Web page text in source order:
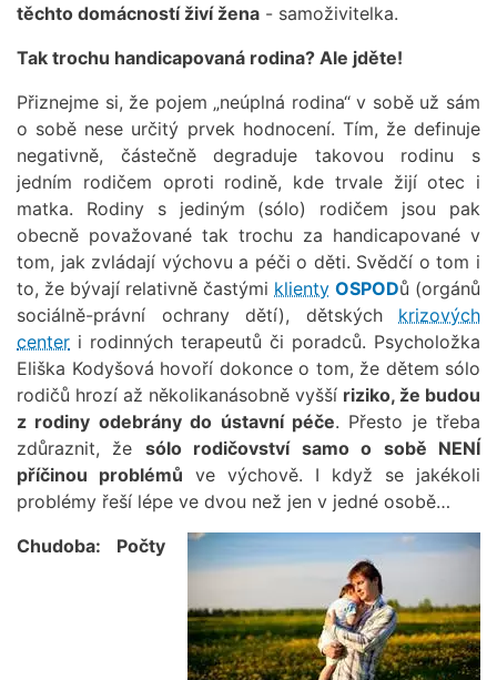
těchto domácností živí žena - samoživitelka.
Tak trochu handicapovaná rodina? Ale jděte!
Přiznejme si, že pojem „neúplná rodina“ v sobě už sám
o sobě nese určitý prvek hodnocení. Tím, že definuje
negativně, částečně degraduje takovou rodinu s
jedním rodičem oproti rodině, kde trvale žijí otec i
matka. Rodiny s jediným (sólo) rodičem jsou pak
obecně považované tak trochu za handicapované v
tom, jak zvládají výchovu a péči o děti. Svědčí o tom i
to, že bývají relativně častými klienty OSPODů (orgánů
sociálně-právní ochrany dětí), dětských krizových
center i rodinných terapeutů či poradců. Psycholožka
Eliška Kodyšová hovoří dokonce o tom, že dětem sólo
rodičů hrozí až několikanásobně vyšší riziko, že budou
z rodiny odebrány do ústavní péče. Přesto je třeba
zdůraznit, že sólo rodičovství samo o sobě NENÍ
příčinou problémů ve výchově. I když se jakékoli
problémy řeší lépe ve dvou než jen v jedné osobě…
Chudoba: Počty